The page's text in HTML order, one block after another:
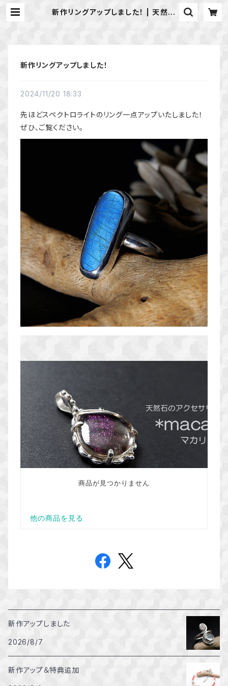
新作リングアップしました！ | 天然石
新作リングアップしました！
2024/11/20 18:33
先ほどスペクトロライトのリング一点アップいたしました！
ぜひ、ご覧ください。
新作アップしました
2026/8/7
新作アップ＆特典追加